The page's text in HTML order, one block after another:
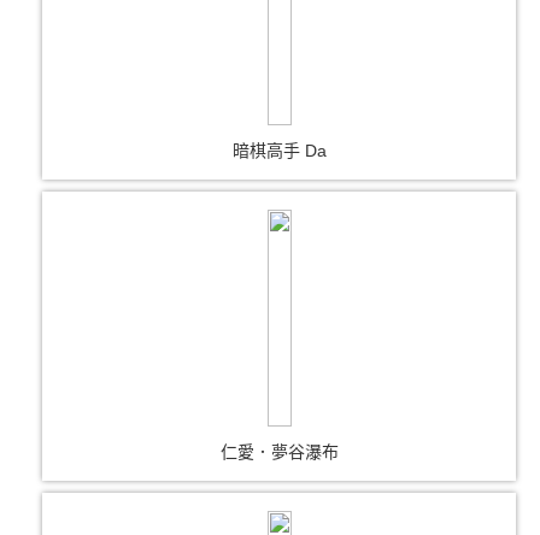
暗棋高手 Da
仁愛．夢谷瀑布